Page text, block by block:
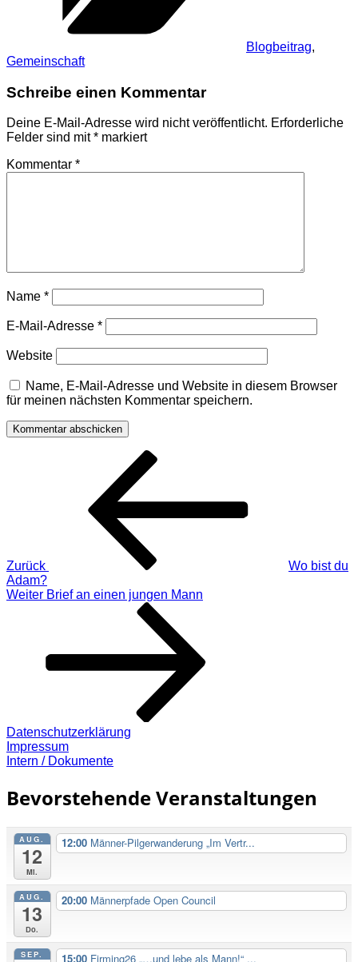
Blogbeitrag,
Gemeinschaft
Schreibe einen Kommentar
Deine E-Mail-Adresse wird nicht veröffentlicht. Erforderliche
Felder sind mit* markiert
Kommentar *
Name *
E-Mail-Adresse *
Website
Name, E-Mail-Adresse und Website in diesem Browser
für meinen nächsten Kommentar speichern.
Beitragsnavigation
Zurück
Wo bist du
Adam?
Nächster
Weiter Brief an einen jungen Mann
Datenschutzerklärung
Impressum
Intern / Dokumente
Bevorstehende Veranstaltungen
AUG.
12
Mi.
12:00 Männer-Pilgerwanderung „Im Vertr...
AUG.
13
Do.
20:00 Männerpfade Open Council
SEP. 15:00 Firming26 „…und lebe als Mann!“ ...